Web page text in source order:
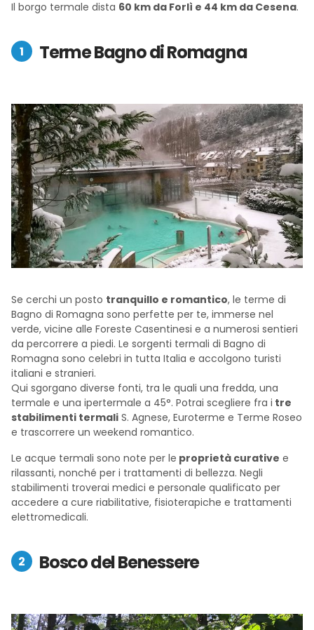
Il borgo termale dista 60 km da Forlì e 44 km da Cesena.
Terme Bagno di Romagna
Se cerchi un posto tranquillo e romantico, le terme di
Bagno di Romagna sono perfette per te, immerse nel
verde, vicine alle Foreste Casentinesi e a numerosi sentieri
da percorrere a piedi. Le sorgenti termali di Bagno di
Romagna sono celebri in tutta Italia e accolgono turisti
italiani e stranieri.
Qui sgorgano diverse fonti, tra le quali una fredda, una
termale e una ipertermale a 45°. Potrai scegliere fra i tre
stabilimenti termali S. Agnese, Euroterme e Terme Roseo
e trascorrere un weekend romantico.
Le acque termali sono note per le proprietà curative e
rilassanti, nonché per i trattamenti di bellezza. Negli
stabilimenti troverai medici e personale qualificato per
accedere a cure riabilitative, fisioterapiche e trattamenti
elettromedicali.
Bosco del Benessere